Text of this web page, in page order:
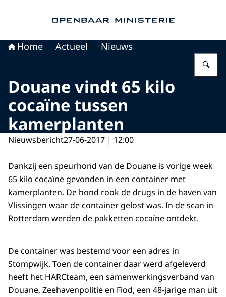
Home Actueel Nieuws
Douane vindt 65 kilo
cocaïne tussen
kamerplanten
Nieuwsbericht27-06-2017 | 12:00
Dankzij een speurhond van de Douane is vorige week
65 kilo cocaïne gevonden in een container met
kamerplanten. De hond rook de drugs in de haven van
Vlissingen waar de container gelost was. In de scan in
Rotterdam werden de pakketten cocaïne ontdekt.
De container was bestemd voor een adres in
Stompwijk. Toen de container daar werd afgeleverd
heeft het HARCteam, een samenwerkingsverband van
Douane, Zeehavenpolitie en Fiod, een 48-jarige man uit